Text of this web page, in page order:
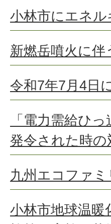
小林市にエネ
新燃岳噴火に
令和7年7月4日
「電力需給ひ
発令された時の
九州エコファ
小林市地球温暖